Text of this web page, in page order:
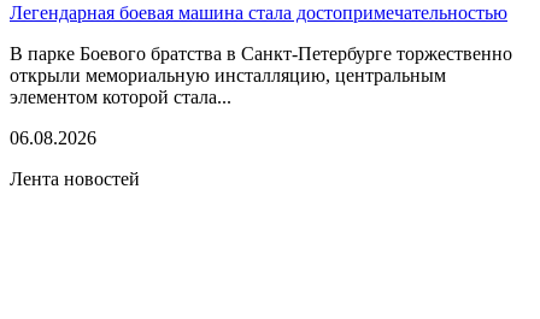
Легендарная боевая машина стала достопримечательностью
В парке Боевого братства в Санкт-Петербурге торжественно
открыли мемориальную инсталляцию, центральным
элементом которой стала...
06.08.2026
Лента новостей